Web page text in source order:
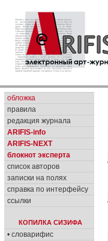
обложка
правила
редакция журнала
ARIFIS-info
ARIFIS-NEXT
блокнот эксперта
список авторов
записки на полях
справка по интерфейсу
ссылки
КОПИЛКА СИЗИФА
• словарифис